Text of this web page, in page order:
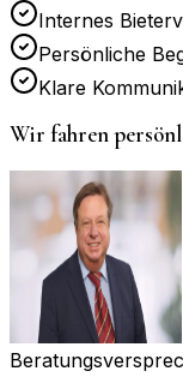
Internes
Persönliche
Klare
Wir fahren